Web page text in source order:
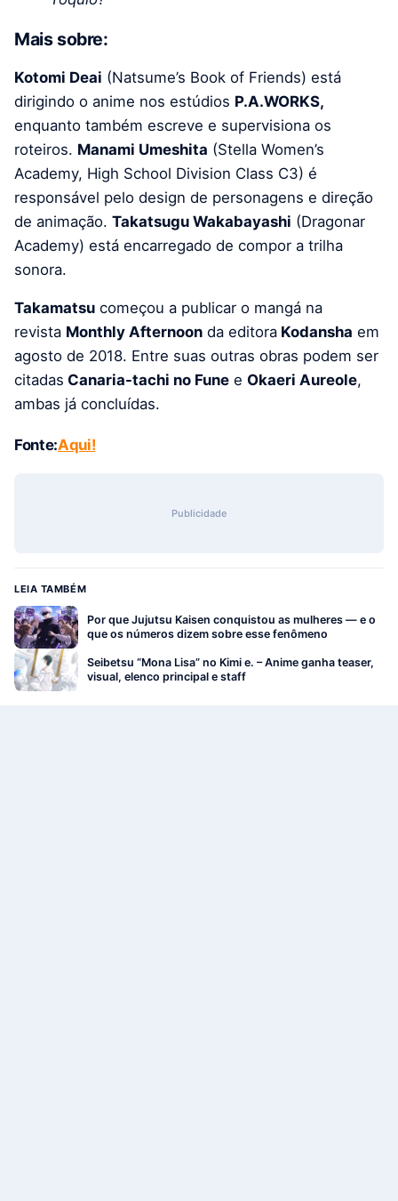
Mais sobre:
Kotomi Deai (Natsume’s Book of Friends) está
dirigindo o anime nos estúdios P.A.WORKS,
enquanto também escreve e supervisiona os
roteiros. Manami Umeshita (Stella Women’s
Academy, High School Division Class C3) é
responsável pelo design de personagens e direção
de animação. Takatsugu Wakabayashi (Dragonar
Academy) está encarregado de compor a trilha
sonora.
Takamatsu começou a publicar o mangá na
revista Monthly Afternoon da editora Kodansha em
agosto de 2018. Entre suas outras obras podem ser
citadas Canaria-tachi no Fune e Okaeri Aureole,
ambas já concluídas.
Fonte:Aqui!
Publicidade
LEIA TAMBÉM
Por que Jujutsu Kaisen conquistou as mulheres — e o
que os números dizem sobre esse fenômeno
Seibetsu “Mona Lisa” no Kimi e. – Anime ganha teaser,
visual, elenco principal e staff